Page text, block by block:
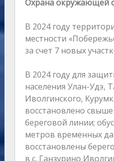
Охрана окружающей
В 2024 году
местности
за счет 7 новых
В 2024 году для
населения Улан-Удэ,
Иволгинского,
восстановлено
береговой линии;
метров временных
восстановлены
в с. Ганзурино